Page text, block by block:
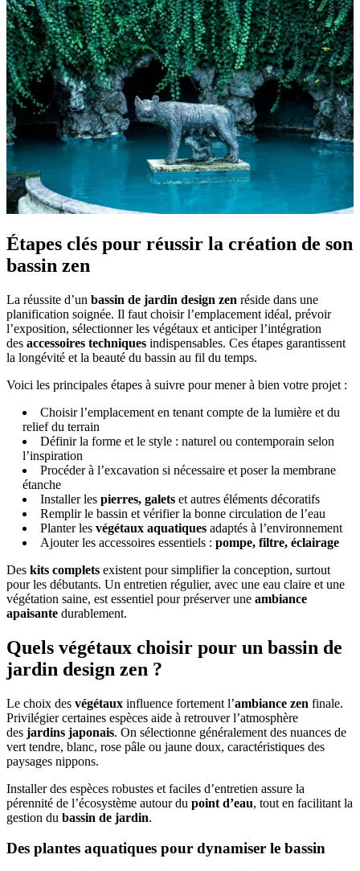
Étapes clés pour réussir la création de son
bassin zen
La réussite d’un bassin de jardin design zen réside dans une
planification soignée. Il faut choisir l’emplacement idéal, prévoir
l’exposition, sélectionner les végétaux et anticiper l’intégration
des accessoires techniques indispensables. Ces étapes garantissent
la longévité et la beauté du bassin au fil du temps.
Voici les principales étapes à suivre pour mener à bien votre projet :
Choisir l’emplacement en tenant compte de la lumière et du
relief du terrain
Définir la forme et le style : naturel ou contemporain selon
l’inspiration
Procéder à l’excavation si nécessaire et poser la membrane
étanche
Installer les pierres, galets et autres éléments décoratifs
Remplir le bassin et vérifier la bonne circulation de l’eau
Planter les végétaux aquatiques adaptés à l’environnement
Ajouter les accessoires essentiels : pompe, filtre, éclairage
Des kits complets existent pour simplifier la conception, surtout
pour les débutants. Un entretien régulier, avec une eau claire et une
végétation saine, est essentiel pour préserver une ambiance
apaisante durablement.
Quels végétaux choisir pour un bassin de
jardin design zen ?
Le choix des végétaux influence fortement l’ambiance zen finale.
Privilégier certaines espèces aide à retrouver l’atmosphère
des jardins japonais. On sélectionne généralement des nuances de
vert tendre, blanc, rose pâle ou jaune doux, caractéristiques des
paysages nippons.
Installer des espèces robustes et faciles d’entretien assure la
pérennité de l’écosystème autour du point d’eau, tout en facilitant la
gestion du bassin de jardin.
Des plantes aquatiques pour dynamiser le bassin